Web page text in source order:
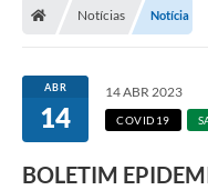
Secretarias
Tributos
Notícias Notícia
ABR
14
14 ABR 2023
COVID19
BOLETIM